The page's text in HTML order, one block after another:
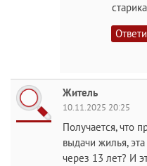
Житель
10.11.2025 20:25
Получается, что
выдачи жилья,
через 13 лет? И